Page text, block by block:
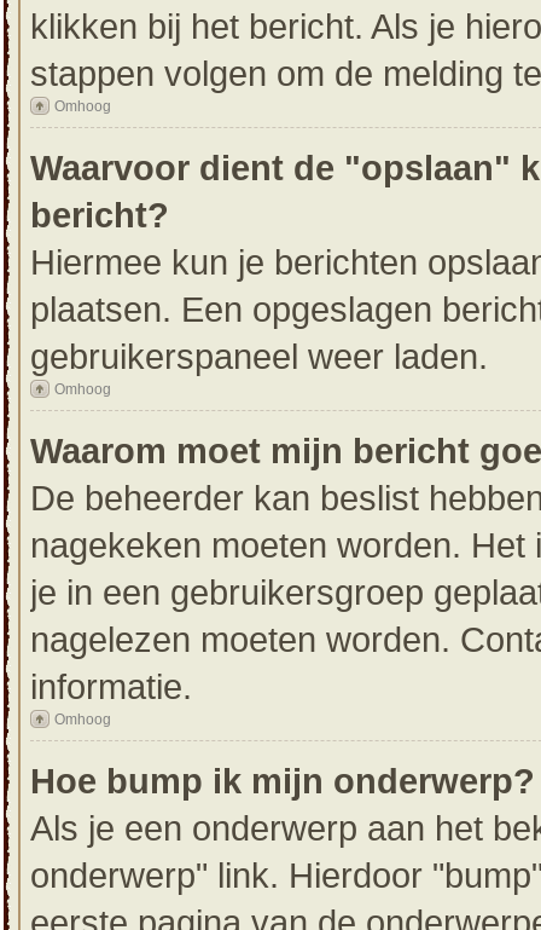
klikken bij het bericht. Als je
stappen volgen om de melding
Omhoog
Waarvoor dient de "opslaan"
bericht?
Hiermee kun je berichten
plaatsen. Een opgeslagen
gebruikerspaneel weer laden.
Omhoog
Waarom moet mijn bericht
De beheerder kan beslist
nagekeken moeten worden.
je in een gebruikersgroep
nagelezen moeten worden.
informatie.
Omhoog
Hoe bump ik mijn onderwerp?
Als je een onderwerp aan het
onderwerp" link. Hierdoor